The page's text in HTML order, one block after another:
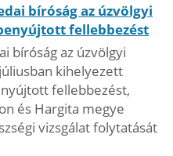
bíróság az úzvölgyi
fellebbezést
bíróság az úzvölgyi
kihelyezett
fellebbezést,
és Hargita megye
vizsgálat folytatását